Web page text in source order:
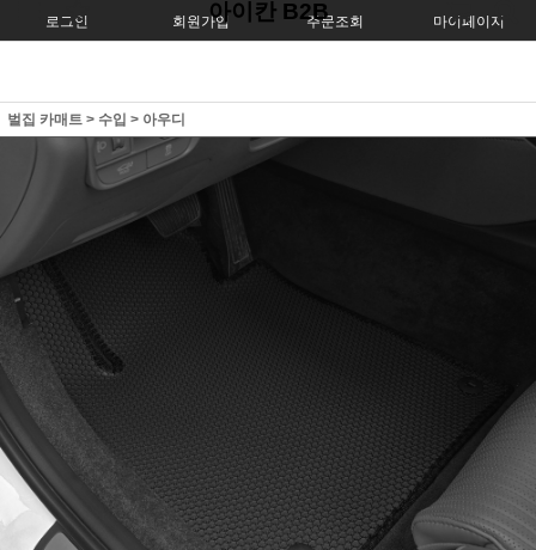
로그인 회원가입 주문조회 마이페이지
아이칸 B2B
벌집 카매트 > 수입 > 아우디